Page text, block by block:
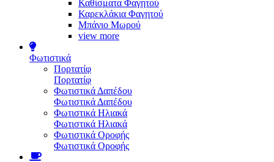
Καθίσματα Φαγητού
Καρεκλάκια Φαγητού
Μπάνιο Μωρού
view more
Φωτιστικά
Πορτατίφ
Πορτατίφ
Φωτιστικά Δαπέδου
Φωτιστικά Δαπέδου
Φωτιστικά Ηλιακά
Φωτιστικά Ηλιακά
Φωτιστικά Οροφής
Φωτιστικά Οροφής